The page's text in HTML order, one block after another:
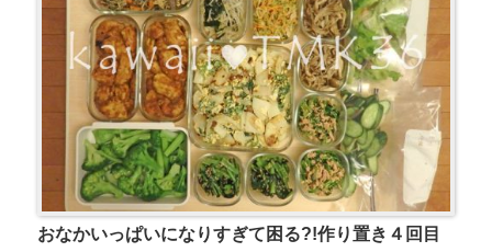
おなかいっぱいになりすぎて困る?!作り置き４回目